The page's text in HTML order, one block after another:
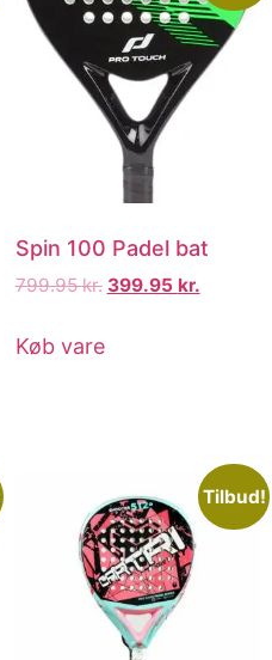
Spin 100 Padel bat
799.95kr. 399.95 kr.
Køb vare
Tilbud!